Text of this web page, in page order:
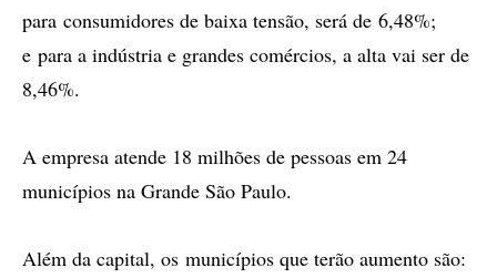
para consumidores de baixa tensão, será de 6,48%;
e para a indústria e grandes comércios, a alta vai ser de
8,46%.
A empresa atende 18 milhões de pessoas em 24
municípios na Grande São Paulo.
Além da capital, os municípios que terão aumento são: